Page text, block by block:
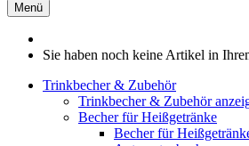
Menü
Sie haben noch keine Artikel in
Trinkbecher & Zubehör
Trinkbecher & Zubehör
Becher für Heißgetränke
Becher für